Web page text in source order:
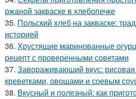
ржаной закваске в хлебопечке
35. Польский хлеб на закваске:
историей
36. Хрустящие маринованные
рецепт с проверенными советами
37. Завораживающий вкус: рисовая
креветками, овощами и соевым
38. Вкусный и полезный: как